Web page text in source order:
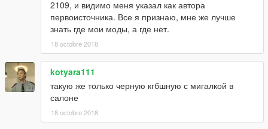
2109, и видимо меня указал как автора
первоисточника. Все я признаю, мне же лучше
знать где мои моды, а где нет.
18 octobre 2018
kotyara111
такую же только черную кгбшную с мигалкой в
салоне
18 octobre 2018